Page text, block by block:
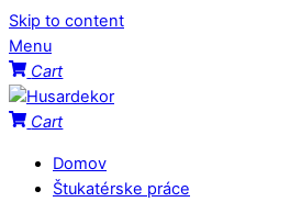
Skip to content
Menu
Cart
Cart
Domov
Štukatérske práce